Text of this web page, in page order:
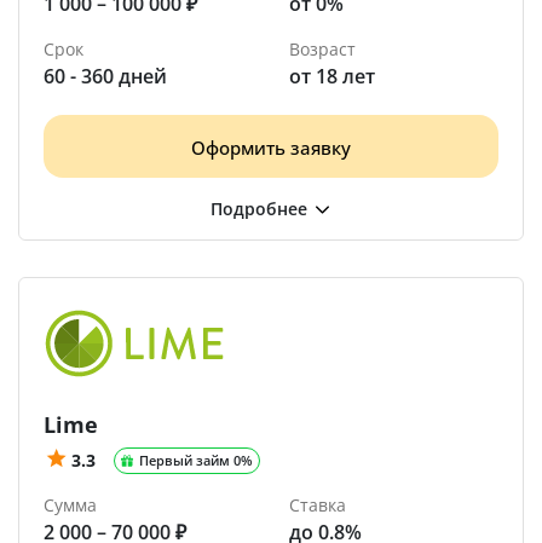
Срок
60 - 360 дней
Возраст
от 18 лет
Оформить заявку
Lime
3.3 Первый займ 0%
Сумма
2 000 – 70 000 ₽
Ставка
до 0.8%